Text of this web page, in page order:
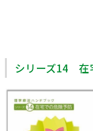
シリーズ14 在